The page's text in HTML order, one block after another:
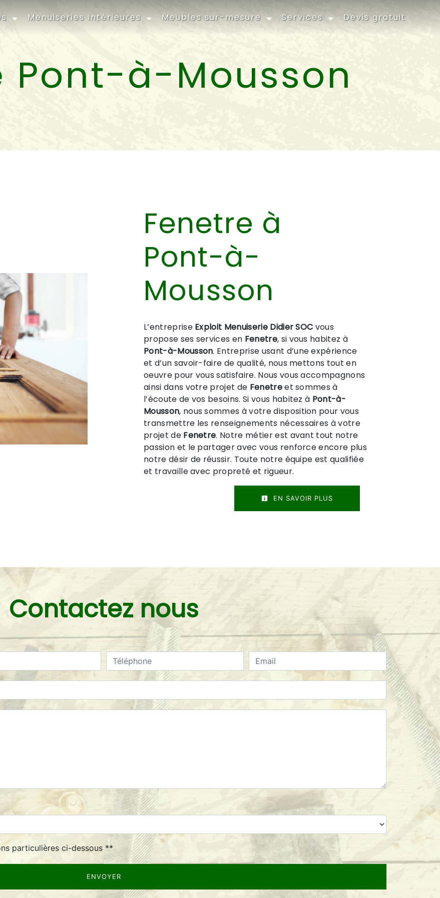
Menuiseries Intérieures Meubles sur-mesure Services Devis gratuit
Pont-à-Mousson
Fenetre à
Pont-à-
Mousson
L’entreprise Exploit Menuiserie Didier SOC vous
propose ses services en Fenetre, si vous habitez à
Pont-à-Mousson. Entreprise usant d’une expérience
et d’un savoir-faire de qualité, nous mettons tout en
oeuvre pour vous satisfaire. Nous vous accompagnons
ainsi dans votre projet de Fenetreet sommes à
l’écoute de vos besoins. Si vous habitez à Pont-à-
Mousson, nous sommes à votre disposition pour vous
transmettre les renseignements nécessaires à votre
projet de Fenetre. Notre métier est avant tout notre
passion et le partager avec vous renforce encore plus
notre désir de réussir. Toute notre équipe est qualifiée
et travaille avec propreté et rigueur.
EN SAVOIR PLUS
Contactez nous
particulières ci-dessous **
ENVOYER